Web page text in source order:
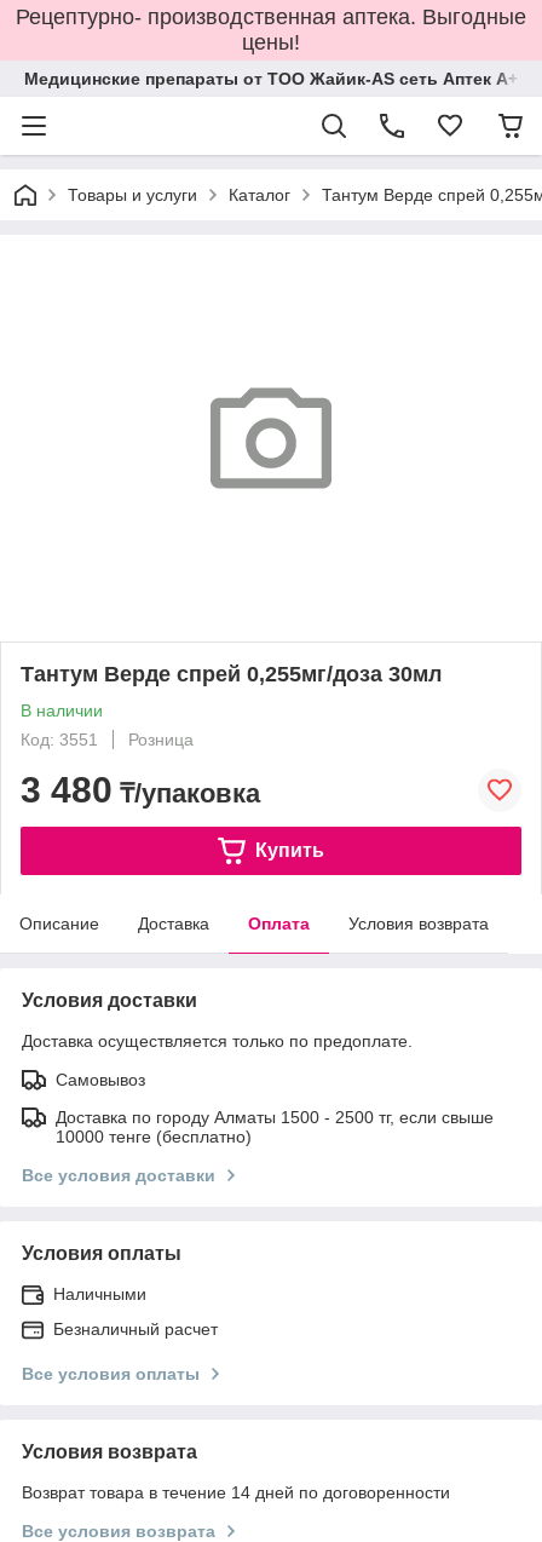
Рецептурно- производственная аптека. Выгодные
цены!
Медицинские препараты от ТОО Жайик-AS сеть Аптек А+
Товары и услуги Каталог Тантум Верде спрей
Тантум Верде спрей 0,255мг/доза 30мл
В наличии
Код: 3551
Розница
3 480 ₸/упаковка
Купить
Описание Доставка Оплата Условия возврата
Условия доставки
Доставка осуществляется только по предоплате.
Самовывоз
Доставка по городу Алматы 1500 - 2500 тг, если свыше
10000 тенге (бесплатно)
Все условия доставки
Условия оплаты
Наличными
Безналичный расчет
Все условия оплаты
Условия возврата
Возврат товара в течение 14 дней по договоренности
Все условия возврата